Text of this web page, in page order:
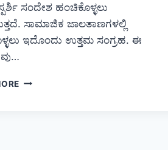
ಸಂದೇಶ ಹಂಚಿಕೊಳ್ಳಲು
ಸಾಮಾಜಿಕ ಜಾಲತಾಣಗಳಲ್ಲಿ
ಇದೊಂದು ಉತ್ತಮ ಸಂಗ್ರಹ. ಈ
199+